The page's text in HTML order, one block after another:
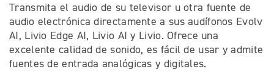
Transmita el audio de su televisor u otra fuente de
audio electrónica directamente a sus audífonos Evolv
AI, Livio Edge AI, Livio AI y Livio. Ofrece una
excelente calidad de sonido, es fácil de usar y admite
fuentes de entrada analógicas y digitales.